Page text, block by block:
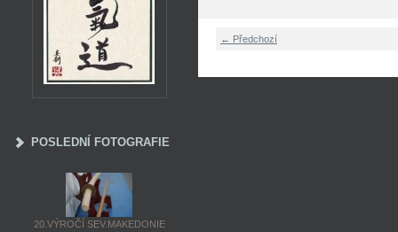
← Předchozí
POSLEDNÍ FOTOGRAFIE
20.VÝROČÍ SEV.MAKEDONIE